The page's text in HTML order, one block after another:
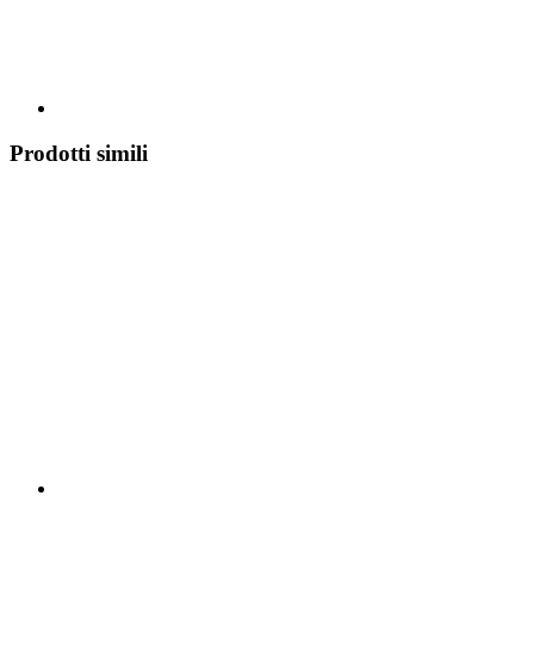
Prodotti simili